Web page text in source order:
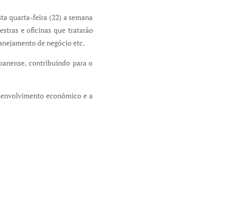
quarta-feira (22) a semana
e oficinas que tratarão
de negócio etc.
contribuindo para o
econômico e a